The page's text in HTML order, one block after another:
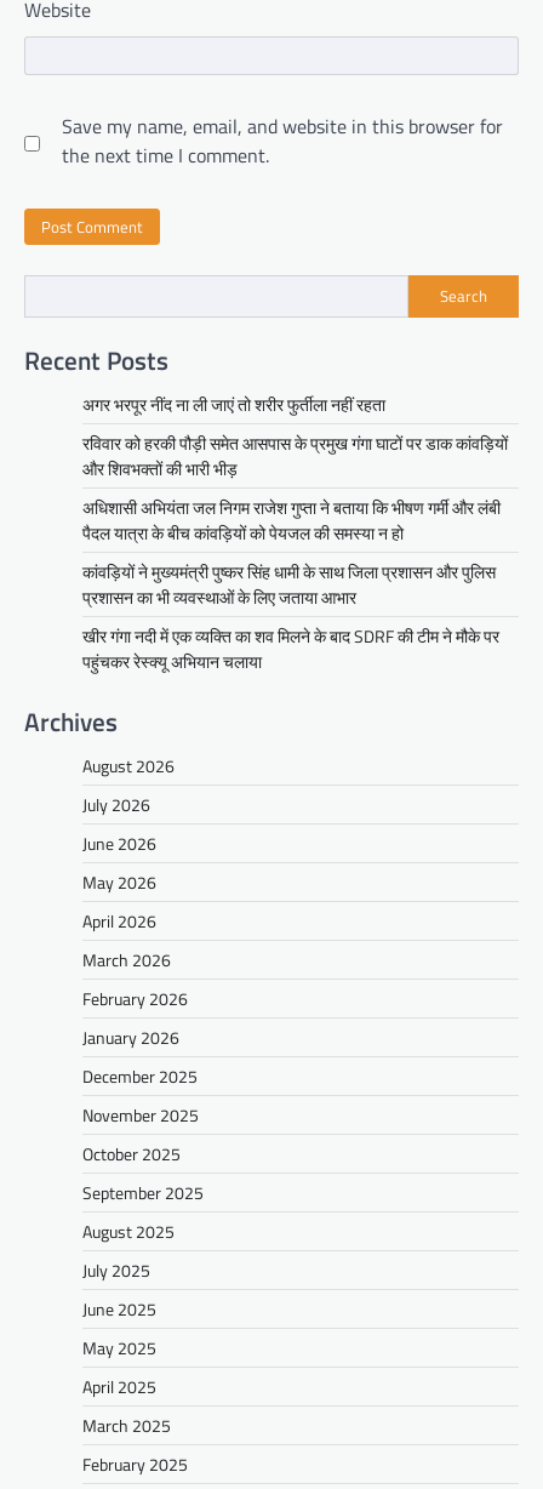
Website
Save my name, email, and website in this browser for
the next time I comment.
Search
Recent Posts
अगर भरपूर नींद ना ली जाएं तो शरीर फुर्तीला नहीं रहता
रविवार को हरकी पौड़ी समेत आसपास के प्रमुख गंगा घाटों पर डाक कांवड़ियों
और शिवभक्तों की भारी भीड़
अधिशासी अभियंता जल निगम राजेश गुप्ता ने बताया कि भीषण गर्मी और लंबी
पैदल यात्रा के बीच कांवड़ियों को पेयजल की समस्या न हो
कांवड़ियों ने मुख्यमंत्री पुष्कर सिंह धामी के साथ जिला प्रशासन और पुलिस
प्रशासन का भी व्यवस्थाओं के लिए जताया आभार
खीर गंगा नदी में एक व्यक्ति का शव मिलने के बाद SDRF की टीम ने मौके पर
पहुंचकर रेस्क्यू अभियान चलाया
Archives
August 2026
July 2026
June 2026
May 2026
April 2026
March 2026
February 2026
January 2026
December 2025
November 2025
October 2025
September 2025
August 2025
July 2025
June 2025
May 2025
April 2025
March 2025
February 2025